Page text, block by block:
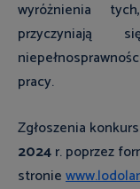
wyróżnienia
pracy.
Zgłoszenia
2024r. poprzez
stronie